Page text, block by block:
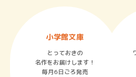
小学館文庫
とっておきの
名作をお届けします！
毎月6日ごろ発売